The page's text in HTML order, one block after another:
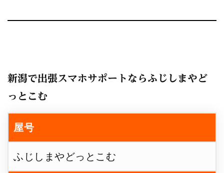
新潟で出張スマホサポートならふじしまやど
っとこむ
屋号
ふじしまやどっとこむ